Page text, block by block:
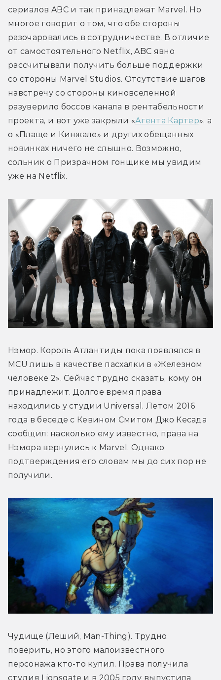
сериалов ABC и так принадлежат Marvel. Но
многое говорит о том, что обе стороны
разочаровались в сотрудничестве. В отличие
от самостоятельного Netflix, ABC явно
рассчитывали получить больше поддержки
со стороны Marvel Studios. Отсутствие шагов
навстречу со стороны киновселенной
разуверило боссов канала в рентабельности
проекта, и вот уже закрыли «Агента Картер», а
о «Плаще и Кинжале» и других обещанных
новинках ничего не слышно. Возможно,
сольник о Призрачном гонщике мы увидим
уже на Netflix.
Нэмор. Король Атлантиды пока появлялся в
MCU лишь в качестве пасхалки в «Железном
человеке 2». Сейчас трудно сказать, кому он
принадлежит. Долгое время права
находились у студии Universal. Летом 2016
года в беседе с Кевином Смитом Джо Кесада
сообщил: насколько ему известно, права на
Нэмора вернулись к Marvel. Однако
подтверждения его словам мы до сих пор не
получили.
Чудище (Леший, Man-Thing). Трудно
поверить, но этого малоизвестного
персонажа кто-то купил. Права получила
студия Lionsgate и в 2005 году выпустила